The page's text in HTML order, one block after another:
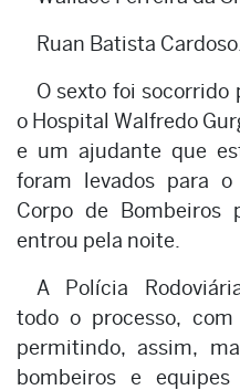
Ruan Batista Cardoso.
O sexto foi socorrido
o Hospital Walfredo
e um ajudante que
foram levados para
Corpo de Bombeiros
entrou pela noite.
A Polícia
todo o processo,
permitindo, assim,
bombeiros e